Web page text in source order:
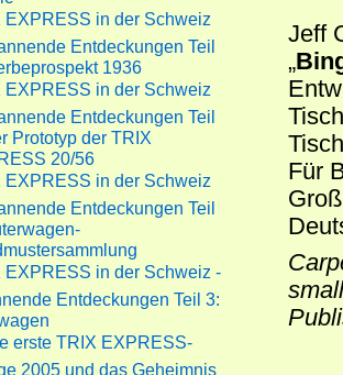
Jeff
„
Für
EXPRESS in der Schweiz
Entdeckungen Teil
1936
EXPRESS in der Schweiz
Entdeckungen Teil
Prototyp der TRIX
20/56
EXPRESS in der Schweiz
Entdeckungen Teil
EXPRESS in der Schweiz -
Entdeckungen Teil 3:
erste TRIX EXPRESS-
2005 und das Geheimnis